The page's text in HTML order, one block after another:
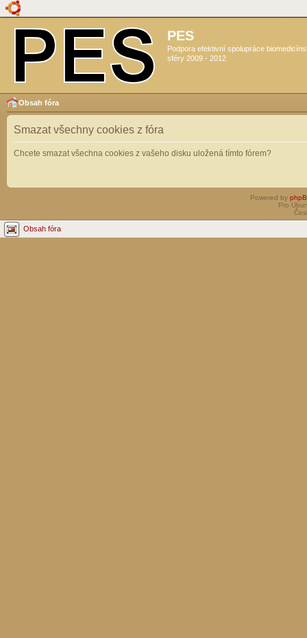
PES
Podpora efektivní spolupráce
sféry 2009 - 2012
Obsah fóra
Smazat všechny cookies z fóra
Chcete smazat všechna cookies z vašeho disku uložená tímto fórem?
Powered by
Pro
Obsah fóra